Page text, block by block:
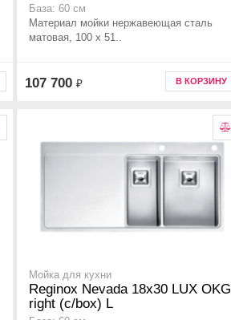
База: 60 см
Материал мойки нержавеющая сталь
матовая, 100 x 51..
107 700 ₽ В КОРЗИНУ
Мойка для кухни
Reginox Nevada 18x30 LUX OKG
right (c/box) L